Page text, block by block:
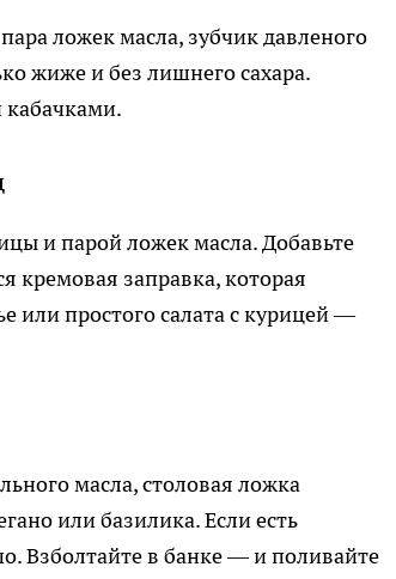
ложек масла, зубчик давленого
жиже и без лишнего сахара.
и парой ложек масла. Добавьте
кремовая заправка, которая
или простого салата с курицей —
масла, столовая ложка
или базилика. Если есть
Взболтайте в банке — и поливайте